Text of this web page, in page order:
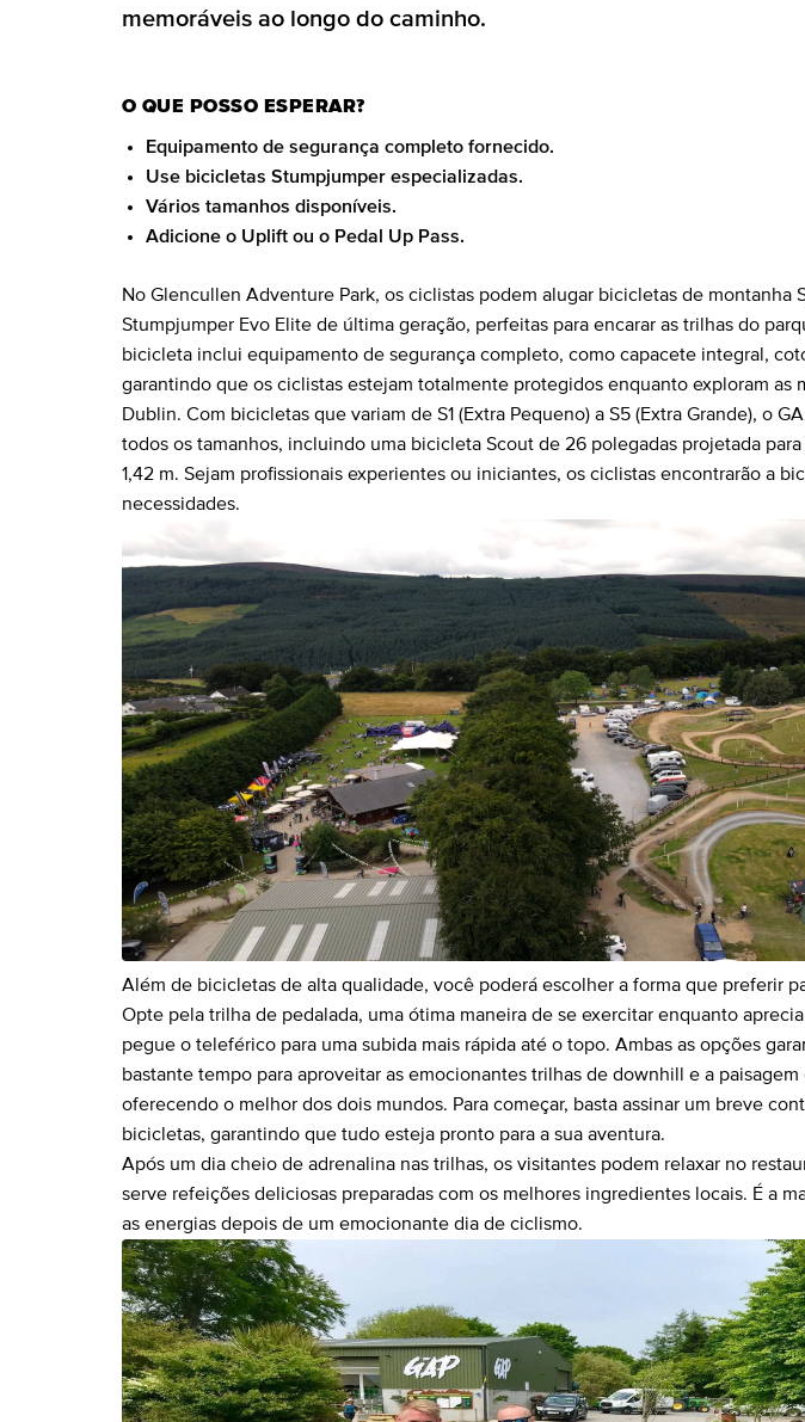
memoráveis ao longo do caminho.
O QUE POSSO ESPERAR?
Equipamento de segurança completo fornecido.
Use bicicletas Stumpjumper especializadas.
Vários tamanhos disponíveis.
Adicione o Uplift ou o Pedal Up Pass.
No Glencullen Adventure Park, os ciclistas podem alugar bicicletas de montanha
Stumpjumper Evo Elite de última geração, perfeitas para encarar as trilhas do
bicicleta inclui equipamento de segurança completo, como capacete integral,
garantindo que os ciclistas estejam totalmente protegidos enquanto exploram as
Dublin. Com bicicletas que variam de S1 (Extra Pequeno) a S5 (Extra Grande), o
todos os tamanhos, incluindo uma bicicleta Scout de 26 polegadas projetada para
1,42 m. Sejam profissionais experientes ou iniciantes, os ciclistas encontrarão a
necessidades.
Além de bicicletas de alta qualidade, você poderá escolher a forma que preferir
Opte pela trilha de pedalada, uma ótima maneira de se exercitar enquanto
pegue o teleférico para uma subida mais rápida até o topo. Ambas as opções
bastante tempo para aproveitar as emocionantes trilhas de downhill e a paisagem
oferecendo o melhor dos dois mundos. Para começar, basta assinar um breve
bicicletas, garantindo que tudo esteja pronto para a sua aventura.
Após um dia cheio de adrenalina nas trilhas, os visitantes podem relaxar no
serve refeições deliciosas preparadas com os melhores ingredientes locais. É a
as energias depois de um emocionante dia de ciclismo.